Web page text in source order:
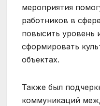
мероприятия
работников в
повысить уровень
сформировать
объектах.
Также был
коммуникаций